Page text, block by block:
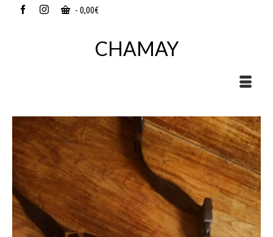
- 0,00€
CHAMAY